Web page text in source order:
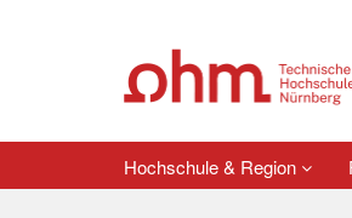
Hochschule & Region